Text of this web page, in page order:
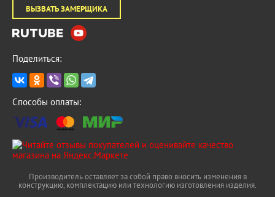
ВЫЗВАТЬ ЗАМЕРЩИКА
Поделиться:
Способы оплаты:
Производитель оставляет за собой право вносить изменения в
конструкцию, комплектацию или технологию изготовления изделия.